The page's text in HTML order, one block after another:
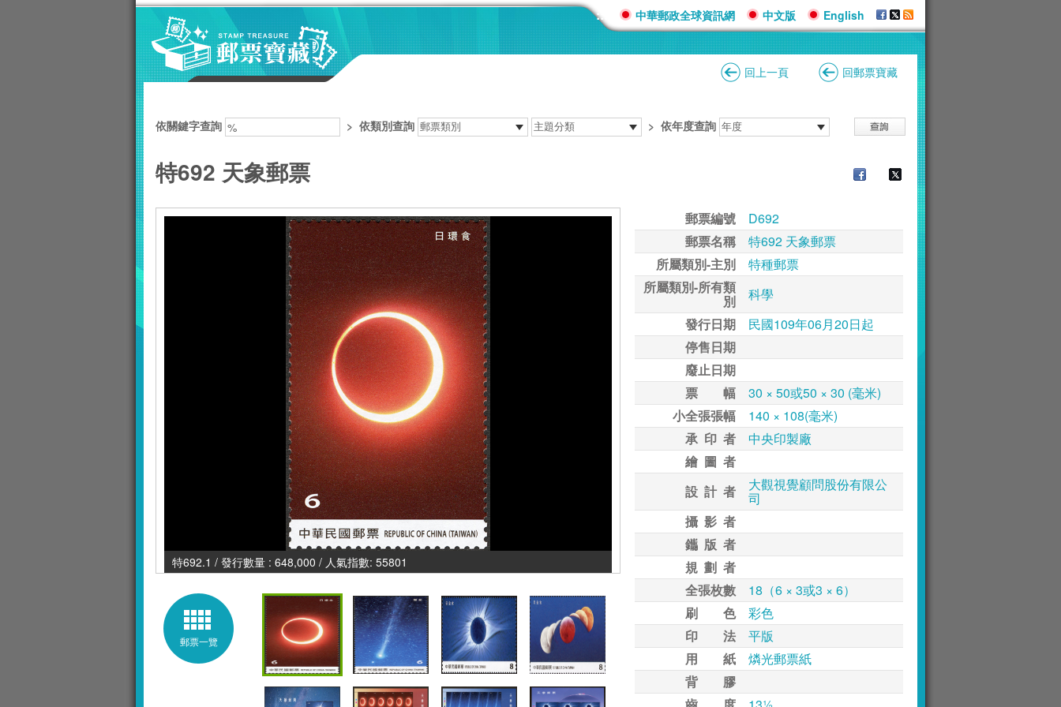
::: 中華郵政全球資訊網 中文版 English
回上一頁 回郵票寶藏
依關鍵字查詢 > 依類別查詢 > 依年度查詢
特692 天象郵票
特692.1 / 發行數量 : 648,000 / 人氣指數: 55801
郵票一覽
郵票編號
D692
郵票名稱
特692 天象郵票
所屬類別-主別
特種郵票
所屬類別-所有類
別
科學
發行日期
民國109年06月20日起
停售日期
廢止日期
票 幅
30 × 50或50 × 30 (毫米)
小全張張幅
140 × 108(毫米)
承 印 者
中央印製廠
繪 圖 者
設 計 者
大觀視覺顧問股份有限公
司
攝 影 者
鑴 版 者
規 劃 者
全張枚數
18（6 × 3或3 × 6）
刷 色
彩色
印 法
平版
用 紙
燐光郵票紙
背 膠